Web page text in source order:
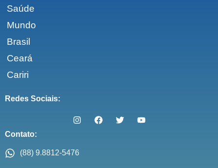
Saúde
Mundo
Brasil
Ceará
Cariri
Redes Sociais:
Contato:
(88) 9.8812-5476